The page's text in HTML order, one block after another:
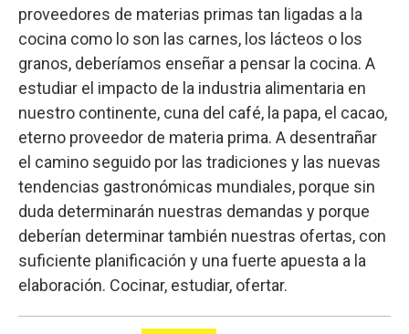
proveedores de materias primas tan ligadas a la
cocina como lo son las carnes, los lácteos o los
granos, deberíamos enseñar a pensar la cocina. A
estudiar el impacto de la industria alimentaria en
nuestro continente, cuna del café, la papa, el cacao,
eterno proveedor de materia prima. A desentrañar
el camino seguido por las tradiciones y las nuevas
tendencias gastronómicas mundiales, porque sin
duda determinarán nuestras demandas y porque
deberían determinar también nuestras ofertas, con
suficiente planificación y una fuerte apuesta a la
elaboración. Cocinar, estudiar, ofertar.